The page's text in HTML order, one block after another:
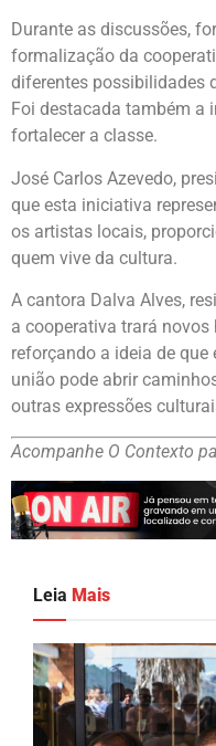
Durante as discussões,
formalização da
diferentes possibilidades
Foi destacada também a
fortalecer a classe.
José Carlos Azevedo,
que esta iniciativa
os artistas locais,
quem vive da cultura.
A cantora Dalva Alves,
a cooperativa trará
reforçando a ideia de que
união pode abrir
outras expressões
Acompanhe O Contexto
Leia Mais